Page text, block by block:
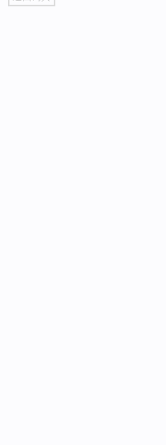
top